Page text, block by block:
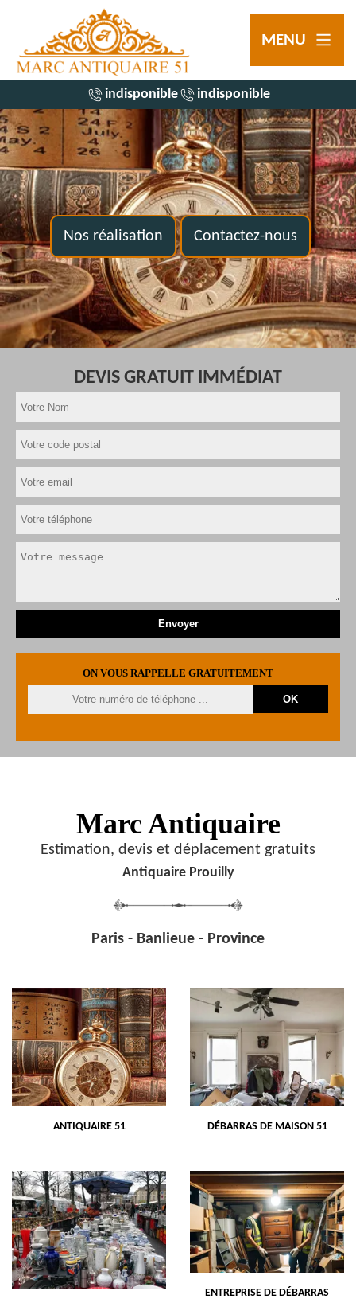
MENU
indisponible indisponible
Nos réalisation Contactez-nous
DEVIS GRATUIT IMMÉDIAT
ON VOUS RAPPELLE GRATUITEMENT
Marc Antiquaire
Estimation, devis et déplacement gratuits
Antiquaire Prouilly
Paris - Banlieue - Province
ANTIQUAIRE 51 DÉBARRAS DE MAISON 51
ENTREPRISE DE DÉBARRAS